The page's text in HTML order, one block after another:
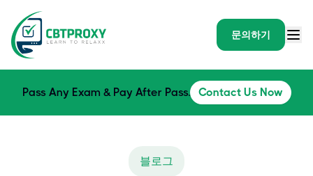
문의하기
Pass Any Exam & Pay After Pass. Contact Us Now
블로그